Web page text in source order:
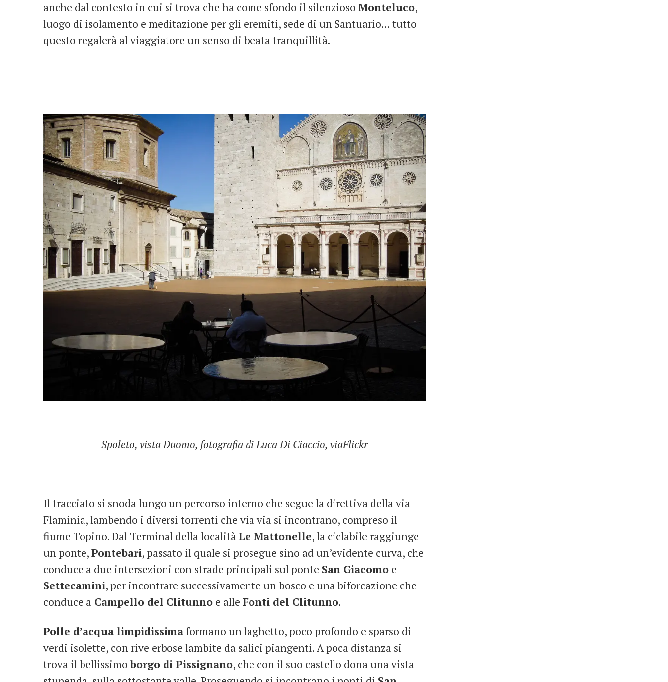
anche dal contesto in cui si trova che ha come sfondo il silenzioso Monteluco,
luogo di isolamento e meditazione per gli eremiti, sede di un Santuario… tutto
questo regalerà al viaggiatore un senso di beata tranquillità.
Spoleto, vista Duomo, fotografia di Luca Di Ciaccio, viaFlickr
Il tracciato si snoda lungo un percorso interno che segue la direttiva della via
Flaminia, lambendo i diversi torrenti che via via si incontrano, compreso il
fiume Topino. Dal Terminal della localitàLe Mattonelle, la ciclabile raggiunge
un ponte,Pontebari, passato il quale si prosegue sino ad un’evidente curva, che
conduce a due intersezioni con strade principali sul ponte San Giacomo e
Settecamini, per incontrare successivamente un bosco e una biforcazione che
conduce a Campello del Clitunno e alle Fonti del Clitunno.
Polle d’acqua limpidissimaformano un laghetto, poco profondo e sparso di
verdi isolette, con rive erbose lambite da salici piangenti. A poca distanza si
trova il bellissimoborgo di Pissignano, che con il suo castello dona una vista